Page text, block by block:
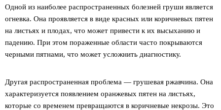
Одной из наиболее распространенных болезней груши является
огневка. Она проявляется в виде красных или коричневых пятен
на листьях и плодах, что может привести к их высыханию и
падению. При этом пораженные области часто покрываются
черными пятнами, что может усложнить диагностику.
Другая распространенная проблема — грушевая ржавчина. Она
характеризуется появлением оранжевых пятен на листьях,
которые со временем превращаются в коричневые некрозы. Это